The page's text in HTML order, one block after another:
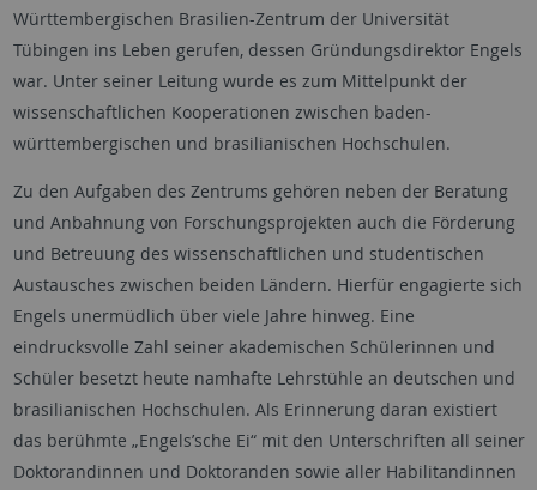
Württembergischen Brasilien-Zentrum der Universität
Tübingen ins Leben gerufen, dessen Gründungsdirektor Engels
war. Unter seiner Leitung wurde es zum Mittelpunkt der
wissenschaftlichen Kooperationen zwischen baden-
württembergischen und brasilianischen Hochschulen.
Zu den Aufgaben des Zentrums gehören neben der Beratung
und Anbahnung von Forschungsprojekten auch die Förderung
und Betreuung des wissenschaftlichen und studentischen
Austausches zwischen beiden Ländern. Hierfür engagierte sich
Engels unermüdlich über viele Jahre hinweg. Eine
eindrucksvolle Zahl seiner akademischen Schülerinnen und
Schüler besetzt heute namhafte Lehrstühle an deutschen und
brasilianischen Hochschulen. Als Erinnerung daran existiert
das berühmte „Engels’sche Ei“ mit den Unterschriften all seiner
Doktorandinnen und Doktoranden sowie aller Habilitandinnen